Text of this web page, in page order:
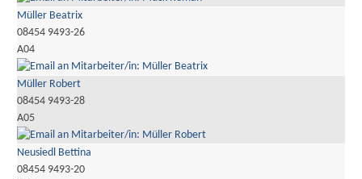
Müller Beatrix
08454 9493-26
A04
Müller Robert
08454 9493-28
A05
Neusiedl Bettina
08454 9493-20